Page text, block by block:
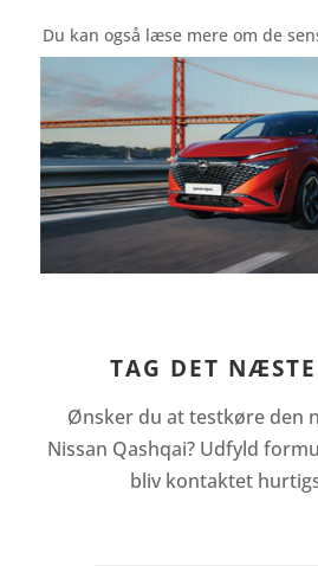
Du kan også læse mere om de
TAG DET
Ønsker du at testkøre den
Nissan Qashqai? Udfyld
bliv kontaktet